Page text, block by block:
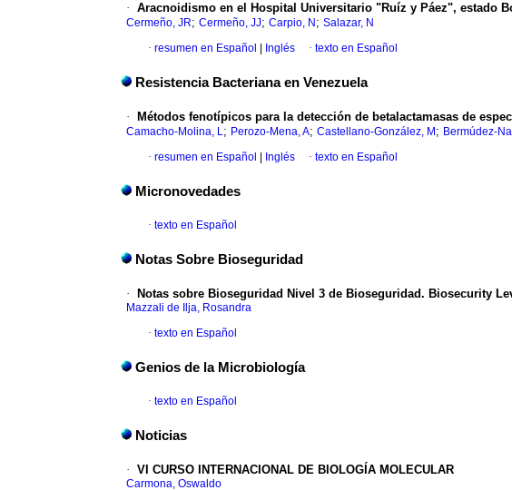
· Aracnoidismo en el Hospital Universitario "Ruíz y Páez", estado
Cermeño, JR; Cermeño, JJ; Carpio, N ; Salazar, N
· resumen en Español Inglés · texto en Español
Resistencia Bacteriana en Venezuela
· Métodos fenotípicos para la detección de betalactamasas de
Camacho-Molina, L; Perozo-Mena, A; Castellano-González, M ; Bermúdez-
· resumen en Español Inglés · texto en Español
Micronovedades
· texto en Español
Notas Sobre Bioseguridad
· Notas sobre Bioseguridad Nivel 3 de Bioseguridad. Biosecurity
Mazzali de Ilja, Rosandra
· texto en Español
Genios de la Microbiología
· texto en Español
Noticias
· VI CURSO INTERNACIONAL DE BIOLOGÍA MOLECULAR
Carmona, Oswaldo